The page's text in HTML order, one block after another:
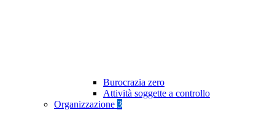
Burocrazia zero
Attività soggette a controllo
Organizzazione 3